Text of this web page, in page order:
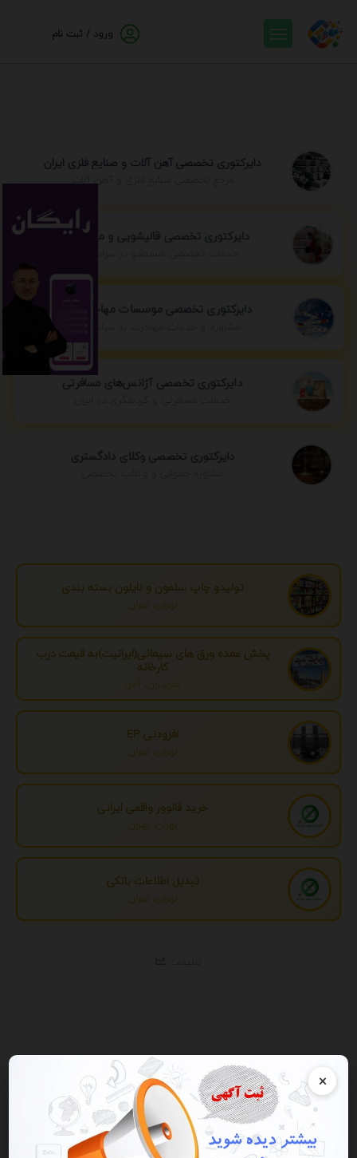
ورود / ثبت نام
دایرکتوری تخصصی آهن آلات و صنایع فلزی ایران
مرجع تخصصی صنایع فلزی و آهن آلات
دایرکتوری تخصصی قالیشویی و مبل شویی
دایرکتوری تخصصی موسسات مهاجرتی ایران
مشاوره و خدمات مهاجرت به سراسر جهان
دایرکتوری تخصصی آژانس‌های مسافرتی
دایرکتوری تخصصی وکلای دادگستری
تولیدو چاپ سلفون و نایلون بسته بندی
تهران، تهران
پخش عمده ورق های سیمانی(ایرانیت)به قیمت درب
کارخانه
مازندران، آمل
افزودنی EP
تهران، تهران
خرید فالوور واقعی ایرانی
تهران، تهران
تبدیل اطلاعات بانکی
تهران، تهران
×
نمایش همه
گروه ها صنعت آب و فاضلاب